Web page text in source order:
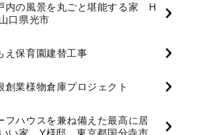
内の風景を丸ごと堪能する家 H
口県光市
え保育園建替工事
創業様物倉庫プロジェクト
フハウスを兼ね備えた最高に居
い家 Y様邸 東京都国分寺市